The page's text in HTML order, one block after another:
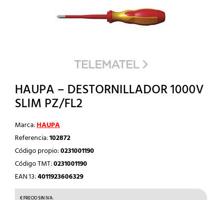
HAUPA – DESTORNILLADOR 1000V
SLIM PZ/FL2
Marca:HAUPA
Referencia:102872
Código propio:0231001190
Código TMT:0231001190
EAN 13:4011923606329